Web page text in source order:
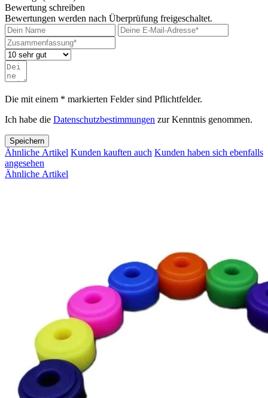
Bewertung schreiben
Bewertungen werden nach Überprüfung freigeschaltet.
Die mit einem * markierten Felder sind Pflichtfelder.
Ich habe die Datenschutzbestimmungen zur Kenntnis genommen.
Speichern
Ähnliche Artikel Kunden kauften auch Kunden haben sich ebenfalls
angesehen
Ähnliche Artikel